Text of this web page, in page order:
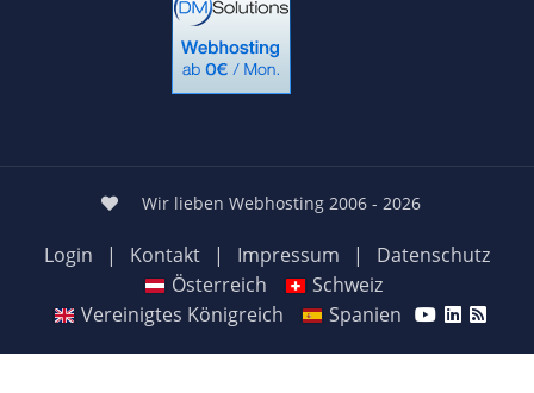
Wir lieben Webhosting 2006 - 2026
Login | Kontakt | Impressum |
Datenschutz
Österreich
Schweiz
Vereinigtes Königreich
Spanien